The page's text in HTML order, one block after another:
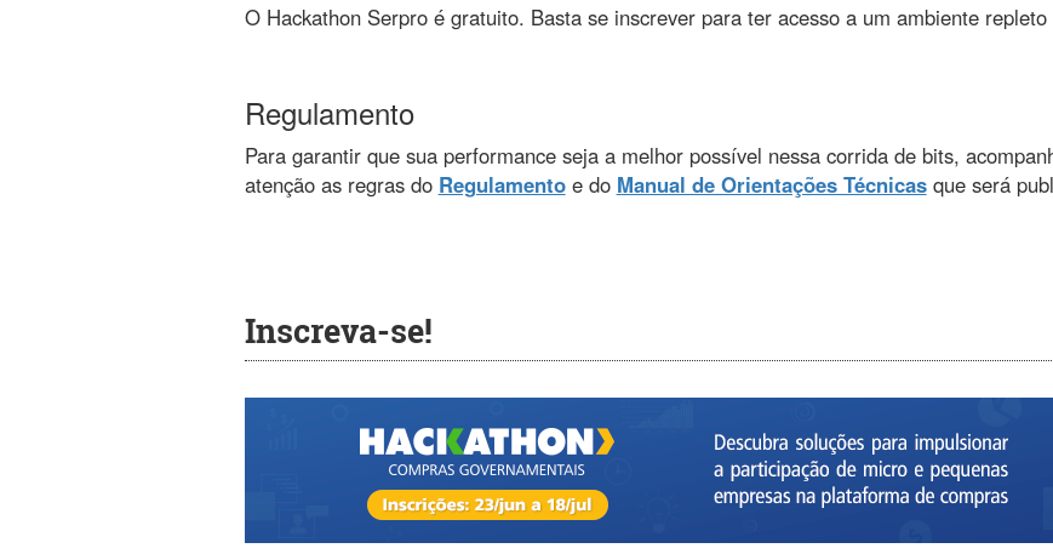
O Hackathon Serpro é gratuito. Basta se inscrever para ter acesso a um ambiente
Regulamento
Para garantir que sua performance seja a melhor possível nessa corrida de bits,
atenção as regras do Regulamentoe do Manual de Orientações Técnicas que será
Inscreva-se!